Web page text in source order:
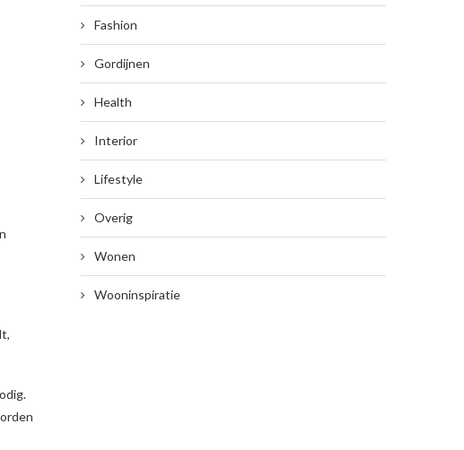
Fashion
Gordijnen
Health
Interior
Lifestyle
Overig
Wonen
Wooninspiratie